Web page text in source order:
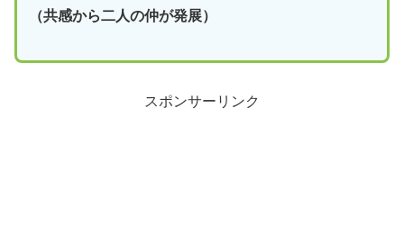
（共感から二人の仲が発展）
スポンサーリンク